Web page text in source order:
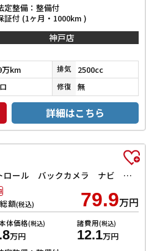
定整備：整備付
証付 (1ヶ月・1000km )
神戸店
万km 排気 2500cc
修復 無
詳細はこちら
G ETC オートクルーズコントロール バックカメラ ナビ アルミホイール オートライト HID CVT スマートキー アイドリングストップ 電動格納ミラー 盗難防止システム
額(税込) 79.9万円
体価格(税込)
万円
諸費用(税込)
12.1万円